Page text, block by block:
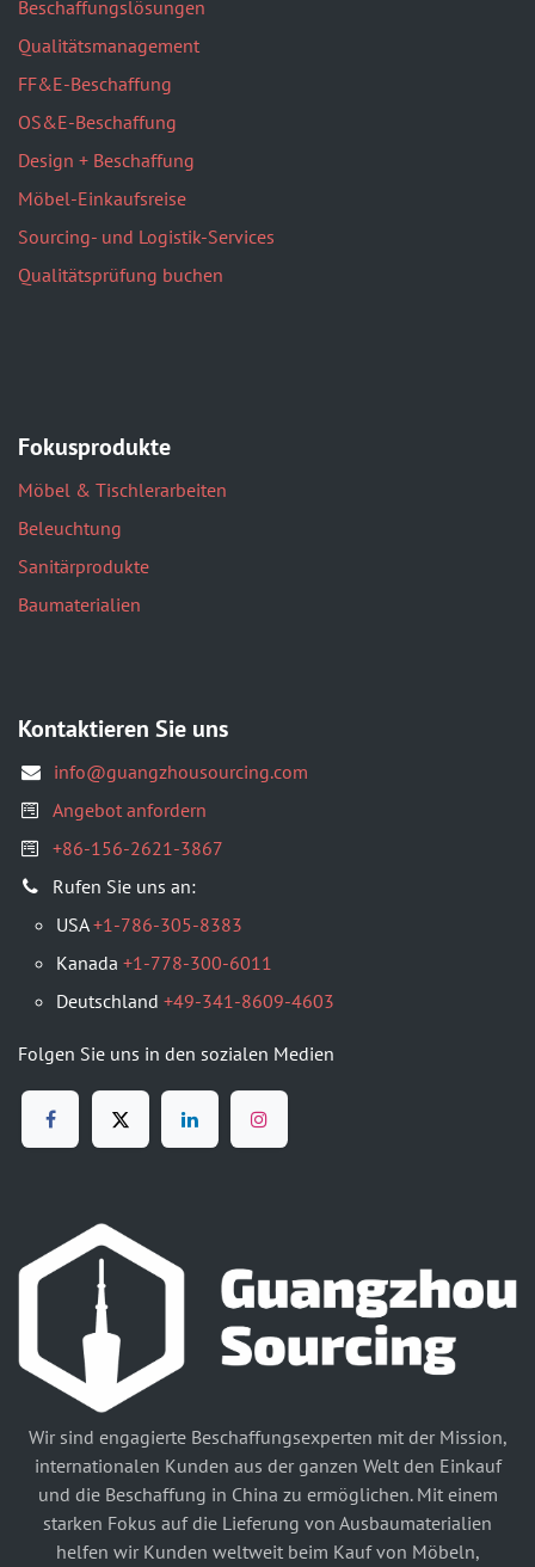
Beschaffungslösungen
Qualitätsmanagement
FF&E-Beschaffung
OS&E-Beschaffung
Design + Beschaffung
Möbel-Einkaufsreise
Sourcing- und Logistik-Services
Qualitätsprüfung buchen
Fokusprodukte
Möbel & Tischlerarbeiten
Beleuchtung
Sanitärprodukte
Baumaterialien
Kontaktieren Sie uns
info@guangzhousourcing.com
Angebot anfordern
+86-156-2621-3867
​Rufen Sie uns an:
USA+1-786-305-8383
Kanada +1-778-300-6011
Deutschland +49-341-8609-4603
Folgen Sie uns in den sozialen Medien
Wir sind engagierte Beschaffungsexperten mit der Mission,
internationalen Kunden aus der ganzen Welt den Einkauf
und die Beschaffung in China zu ermöglichen. Mit einem
starken Fokus auf die Lieferung von Ausbaumaterialien
helfen wir Kunden weltweit beim Kauf von Möbeln,